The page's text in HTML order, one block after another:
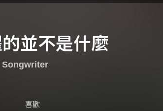
並不是什麼
Songwriter
喜歡